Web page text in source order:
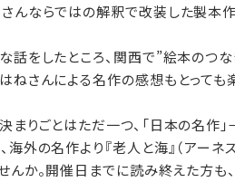
んならではの解釈で改装した製本
話をしたところ、関西で”絵本のつ
ねさんによる名作の感想もとっても
まりごとはただ一つ、「日本の名作
海外の名作より『老人と海』（アー
んか。開催日までに読み終えた方も